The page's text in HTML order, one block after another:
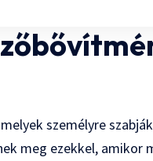
személyre
meg ezekkel, amikor